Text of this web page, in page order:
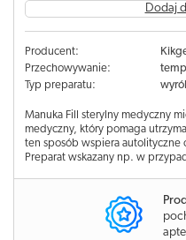
Dodaj
Producent:
Przechowywanie:
Typ preparatu:
Manuka Fill sterylny medyczny
medyczny, który pomaga
ten sposób wspiera autolityczne
Preparat wskazany np. w